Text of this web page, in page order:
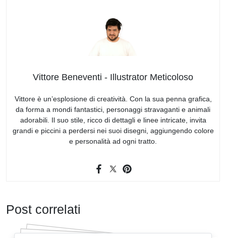
Vittore Beneventi - Illustrator Meticoloso
Vittore è un’esplosione di creatività. Con la sua penna grafica,
da forma a mondi fantastici, personaggi stravaganti e animali
adorabili. Il suo stile, ricco di dettagli e linee intricate, invita
grandi e piccini a perdersi nei suoi disegni, aggiungendo colore
e personalità ad ogni tratto.
Post correlati